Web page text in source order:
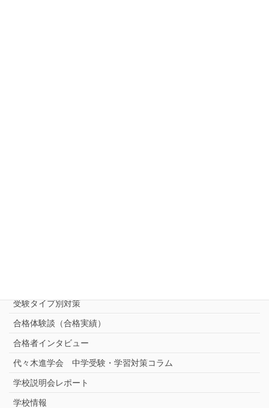
受験タイプ別対策
合格体験談（合格実績）
合格者インタビュー
代々木進学会 中学受験・学習対策コラム
学校説明会レポート
学校情報